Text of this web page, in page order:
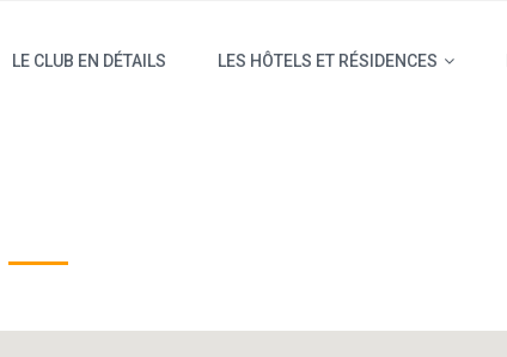
LE CLUB EN DÉTAILS LES HÔTELS ET RÉSIDENCES